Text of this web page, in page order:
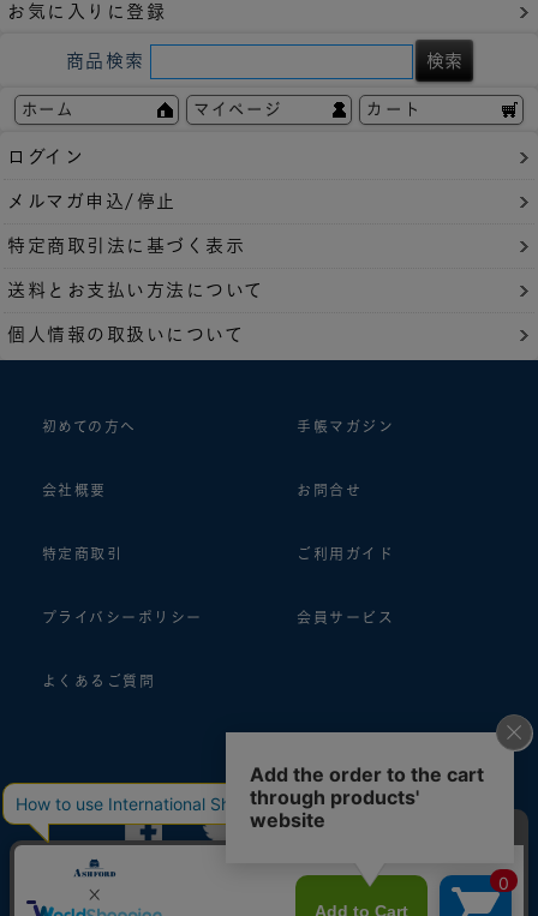
お気に入りに登録
商品検索
ホーム マイページ カート
ログイン
メルマガ申込/停止
特定商取引法に基づく表示
送料とお支払い方法について
個人情報の取扱いについて
初めての方へ 手帳マガジン
会社概要 お問合せ
特定商取引 ご利用ガイド
プライバシーポリシー 会員サービス
よくあるご質問
follow us!